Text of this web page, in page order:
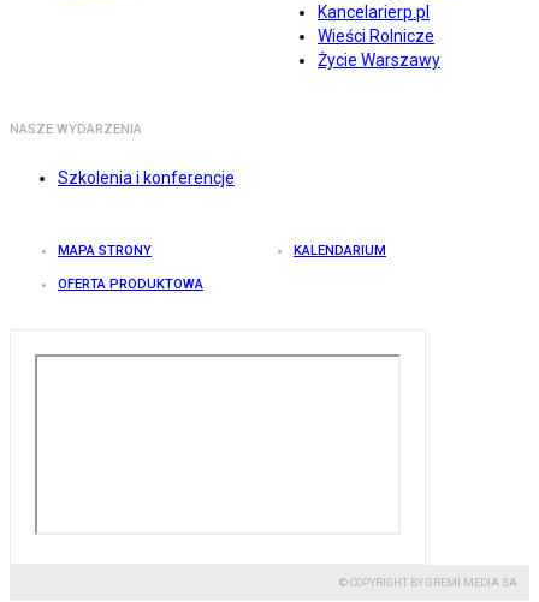
Kancelarierp.pl
Wieści Rolnicze
Życie Warszawy
NASZE WYDARZENIA
Szkolenia i konferencje
MAPA STRONY KALENDARIUM
OFERTA PRODUKTOWA
© COPYRIGHT BY GREMI MEDIA SA